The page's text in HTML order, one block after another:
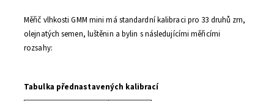
Měřič vlhkosti GMM mini má standardní kalibraci pro 33 druhů zrn,
olejnatých semen, luštěnin a bylin s následujícími měřicími
rozsahy:
Tabulka přednastavených kalibrací